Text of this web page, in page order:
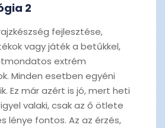
2
fejlesztése,
vagy játék a betűkkel,
extrém
Minden esetben egyéni
Ez már azért is jó, mert heti
valaki, csak az ő ötlete
lénye fontos. Az az érzés,